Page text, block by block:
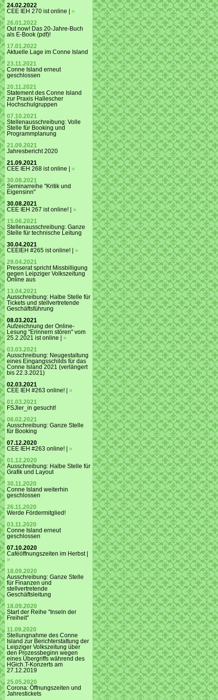
24.02.2022
CEE IEH 270 ist online | »
26.01.2022
Out now! Das 20-Jahre-Buch
als E-Book (pdf)!
17.01.2022
Aktuelle Lage im Conne Island
23.11.2021
Conne Island erneut
geschlossen
20.11.2021
Statement des Conne Island
zur Praxis Hallescher
Hochschulgruppen
07.10.2021
Stellenausschreibung: Volle
Stelle für Booking und
Programmplanung
21.09.2021
Jahresbericht 2020
21.09.2021
CEE IEH 268 ist online | »
30.08.2021
Seminarreihe "Kritik und
Eigensinn"
30.08.2021
CEE IEH 267 ist online! | »
15.06.2021
Stellenausschreibung: Ganze
Stelle für technische Leitung
30.04.2021
CEEIEH #265 ist online! | »
29.04.2021
Presserat spricht Missbilligung
gegen Leipziger Volkszeitung
Online aus
13.04.2021
Ausschreibung: Halbe Stelle für
Tickets und stellvertretende
Geschäftsführung
08.03.2021
Aufzeichnung der Online-
Lesung "Erinnern stören" vom
25.2.2021 ist online | »
03.03.2021
Ausschreibung: Neugestaltung
eines Eingangsschilds für das
Conne Island 2021 (verlängert
bis 22.3.2021)
02.03.2021
CEE IEH #263 online! | »
01.03.2021
FSJler_in gesucht!
08.02.2021
Ausschreibung: Ganze Stelle
für Booking
07.12.2020
CEE IEH #263 online! | »
01.12.2020
Ausschreibung: Halbe Stelle für
Grafik und Layout
30.11.2020
Conne Island weiterhin
geschlossen
26.11.2020
Werde Fördermitglied!
03.11.2020
Conne Island erneut
geschlossen
07.10.2020
Caféöffnungszeiten im Herbst |
»
18.09.2020
Ausschreibung: Ganze Stelle
für Finanzen und
stellvertretende
Geschäftsleitung
18.09.2020
Start der Reihe "Inseln der
Freiheit"
11.09.2020
Stellungnahme des Conne
Island zur Berichterstattung der
Leipziger Volkszeitung über
den Prozessbeginn wegen
eines Übergriffs während des
HGich.T-Konzerts am
27.12.2019
25.05.2020
Corona: Öffnungszeiten und
Jahrestickets